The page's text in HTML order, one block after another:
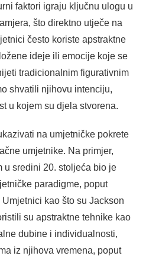
faktori igraju ključnu ulogu u
što direktno utječe na
često koriste apstraktne
ideje ili emocije koje se
tradicionalnim figurativnim
shvatili njihovu intenciju,
u kojem su djela stvorena.
na umjetničke pokrete
umjetnike. Na primjer,
u sredini 20. stoljeća bio je
paradigme, poput
kao što su Jackson
su apstraktne tehnike kao
dubine i individualnosti,
iz njihova vremena, poput